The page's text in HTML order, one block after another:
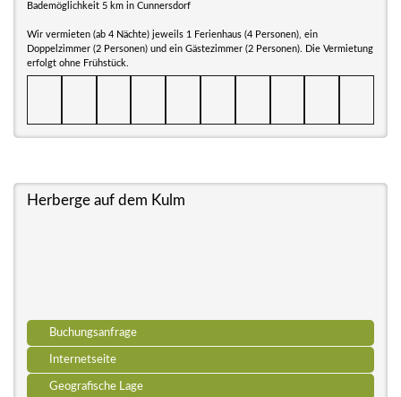
Bademöglichkeit 5 km in Cunnersdorf
Wir vermieten (ab 4 Nächte) jeweils 1 Ferienhaus (4 Personen), ein
Doppelzimmer (2 Personen) und ein Gästezimmer (2 Personen). Die Vermietung
erfolgt ohne Frühstück.
Herberge auf dem Kulm
Buchungsanfrage
Internetseite
Geografische Lage